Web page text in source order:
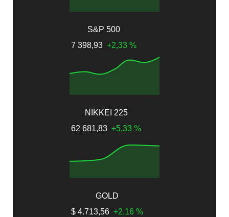
S&P 500
7 398,93 +2,33 %
NIKKEI 225
62 681,83 +5,33 %
GOLD
$ 4.713,56 +2,16 %